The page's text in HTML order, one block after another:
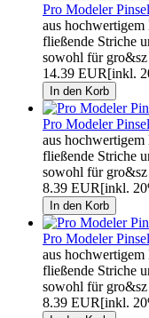
Pro Modeler
aus
fließende Striche
sowohl für gro&sz
14.39 EUR[inkl.
Pro Modeler
aus
fließende Striche
sowohl für gro&sz
8.39 EUR[inkl.
Pro Modeler
aus
fließende Striche
sowohl für gro&sz
8.39 EUR[inkl.